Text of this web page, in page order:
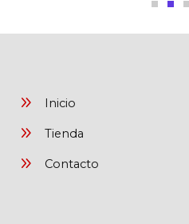
Inicio
Tienda
Contacto